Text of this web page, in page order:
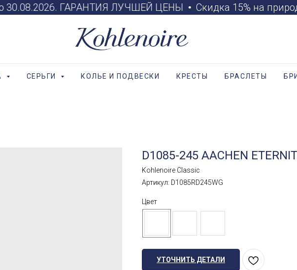
30.08.2026. ГАРАНТИЯ ЛУЧШЕЙ ЦЕНЫ Скидка 15% на
СЕРЬГИ КОЛЬЕ И ПОДВЕСКИ КРЕСТЫ БРАСЛЕТЫ
D1085-245 AACHEN
Kohlenoire Classic
Артикул: D1085RD245WG
Цвет
УТОЧНИТЬ ДЕТАЛИ